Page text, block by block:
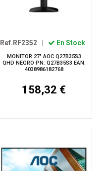
Ref.RF2352 | En Stock
MONITOR 27" AOC Q27B35S3
QHD NEGRO PN: Q27B35S3 EAN:
4038986182768
158,32 €